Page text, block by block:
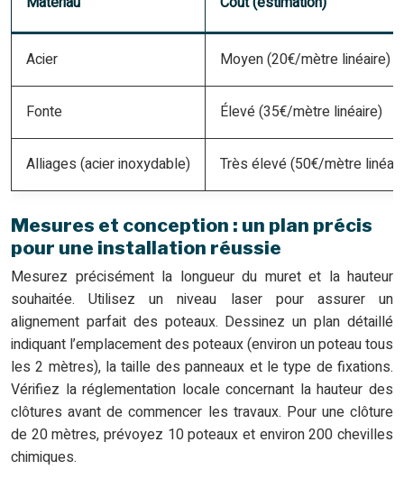
Acier Moyen (20€/mètre linéaire)
Fonte Élevé (35€/mètre linéaire)
Alliages (acier inoxydable) Très élevé (50€/mètre
Mesures et conception : un plan précis
pour une installation réussie
Mesurez précisément la longueur du muret et la hauteur
souhaitée. Utilisez un niveau laser pour assurer un
alignement parfait des poteaux. Dessinez un plan détaillé
indiquant l’emplacement des poteaux (environ un poteau tous
les 2 mètres), la taille des panneaux et le type de fixations.
Vérifiez la réglementation locale concernant la hauteur des
clôtures avant de commencer les travaux. Pour une clôture
de 20 mètres, prévoyez 10 poteaux et environ 200 chevilles
chimiques.